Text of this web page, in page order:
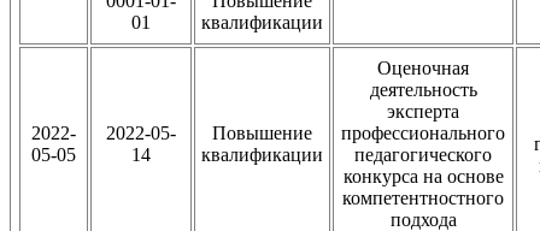
01
квалификации
2022-
05-05
2022-05-
14
Повышение
квалификации
Оценочная
деятельность
эксперта
профессионального
педагогического
конкурса на основе
компетентностного
подхода